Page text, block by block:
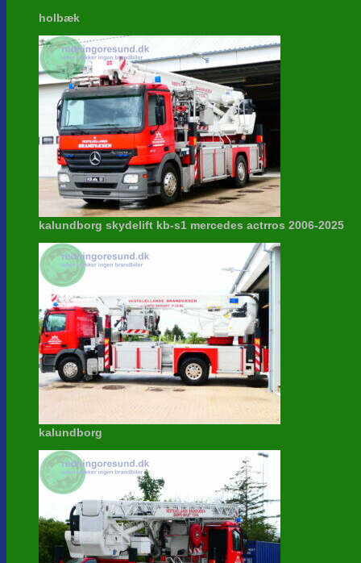
holbæk
kalundborg skydelift kb-s1 mercedes actrros 2006-2025
kalundborg